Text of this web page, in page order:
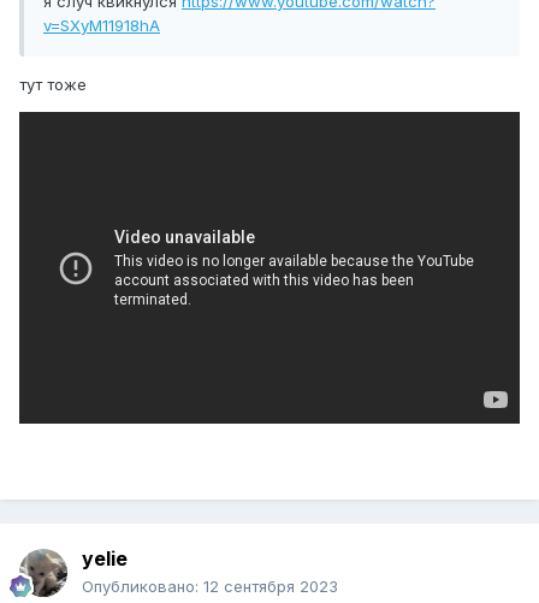
v=SXyM11918hA
тут тоже
yelie
Опубликовано: 12 сентября 2023